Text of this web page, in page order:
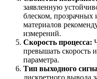
заявленную
блеском,
материалов
измерений.
Скорость процесса:
превышать скорость
параметра.
Тип выходного
дискретного вывода